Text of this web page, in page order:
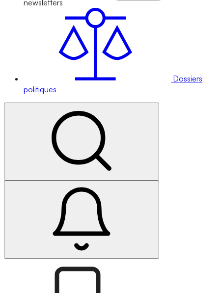
newsletters
Dossiers
politiques